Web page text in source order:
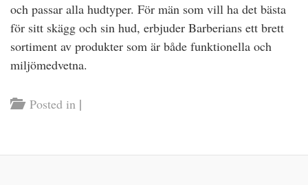
och passar alla hudtyper. För män som vill ha det bästa
för sitt skägg och sin hud, erbjuder Barberians ett brett
sortiment av produkter som är både funktionella och
miljömedvetna.
Posted in |